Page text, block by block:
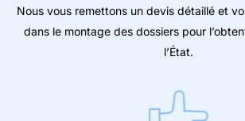
Nous vous remettons un devis détaillé et
dans le montage des dossiers pour
l’État.